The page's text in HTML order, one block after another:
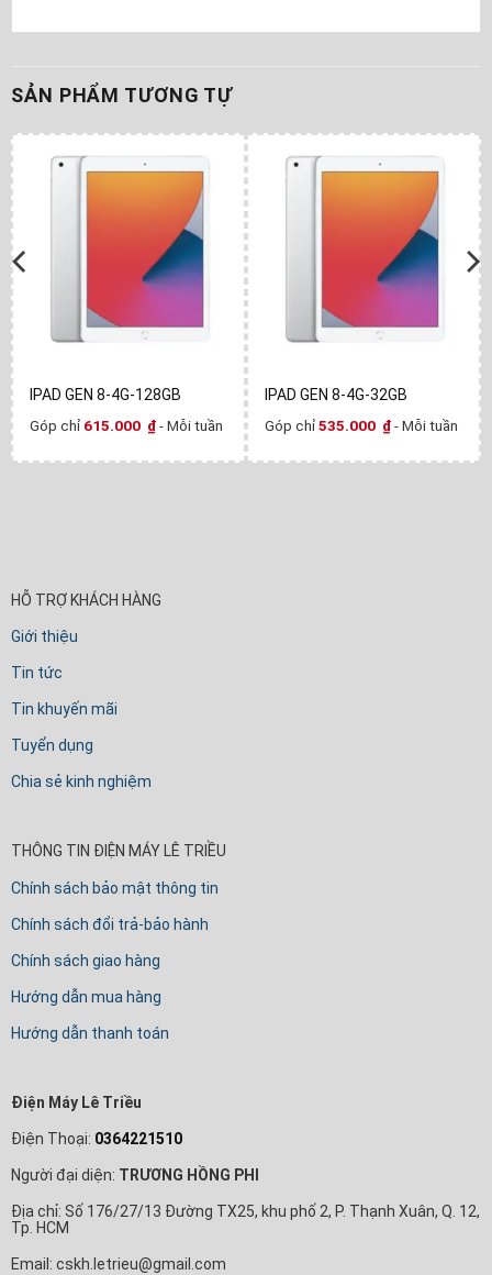
SẢN PHẨM TƯƠNG TỰ
IPAD GEN 8-4G-128GB
Góp chỉ 615.000 ₫- Mỗi tuần
IPAD GEN 8-4G-32GB
Góp chỉ535.000 ₫- Mỗi tuần
HỖ TRỢ KHÁCH HÀNG
Giới thiệu
Tin tức
Tin khuyến mãi
Tuyển dụng
Chia sẻ kinh nghiệm
THÔNG TIN ĐIỆN MÁY LÊ TRIỀU
Chính sách bảo mật thông tin
Chính sách đổi trả-bảo hành
Chính sách giao hàng
Hướng dẫn mua hàng
Hướng dẫn thanh toán
Điện Máy Lê Triều
Điện Thoại: 0364221510
Người đại diện: TRƯƠNG HỒNG PHI
Địa chỉ: Số 176/27/13 Đường TX25, khu phố 2, P. Thạnh Xuân, Q. 12,
Tp. HCM
Email: cskh.letrieu@gmail.com